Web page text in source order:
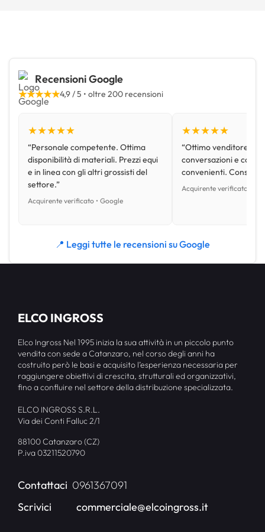
Recensioni Google
★★★★★4,9 / 5 • oltre 200 recensioni
★★★★★
“Personale competente. Ottima
disponibilità di materiali. Prezzi equi
e in linea con gli altri grossisti del
settore.”
Acquirente verificato • Google
★★★★★
“Ottimo venditore,
conversazioni e con
convenienti.
Acquirente verificato •
📍 Leggi tutte le recensioni su Google
ELCO INGROSS
Elco Ingross Nel 1995 inizia la sua attività in un piccolo punto
vendita con sede a Catanzaro, nel corso degli anni ha
costruito però le basi e acquisito l’esperienza necessaria per
raggiungere obiettivi di crescita, strutturali ed organizzativi,
fino a confluire nel settore della distribuzione specializzata.
ELCO INGROSS S.R.L.
Via dei Conti Falluc 2/1
88100 Catanzaro (CZ)
P.iva 03211520790
Contattaci 0961367091
Scrivici
commerciale@elcoingross.it